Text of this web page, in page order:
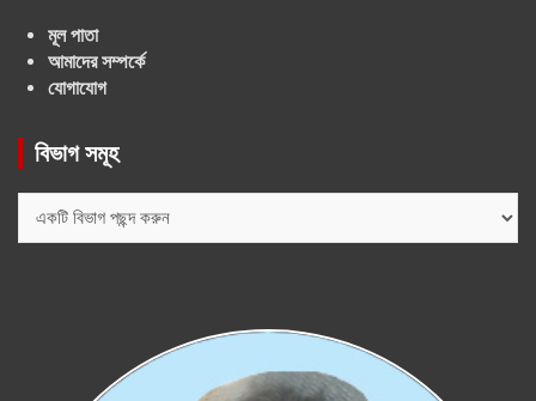
মূল পাতা
আমাদের সম্পর্কে
যোগাযোগ
বিভাগ সমূহ